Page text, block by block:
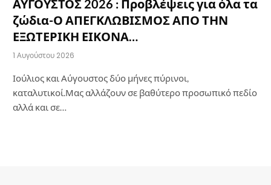
ΑΥΓΟΥΣΤΟΣ 2026 : Προβλέψεις για όλα τα
ζώδια-Ο ΑΠΕΓΚΛΩΒΙΣΜΟΣ ΑΠΟ ΤΗΝ
ΕΞΩΤΕΡΙΚΗ ΕΙΚΟΝΑ…
1 Αυγούστου 2026
Ιούλιος και Αύγουστος δύο μήνες πύρινοι,
καταλυτικοί.Μας αλλάζουν σε βαθύτερο προσωπικό πεδίο
αλλά και σε…